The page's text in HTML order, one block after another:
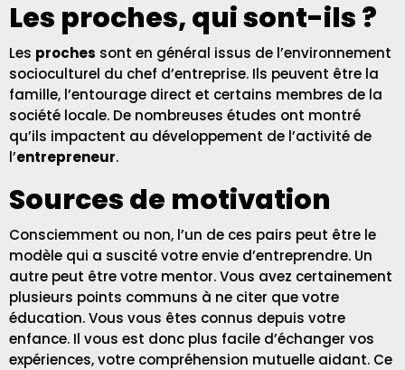
Les proches, qui sont-ils ?
Les proches sont en général issus de l’environnement
socioculturel du chef d’entreprise. Ils peuvent être la
famille, l’entourage direct et certains membres de la
société locale. De nombreuses études ont montré
qu’ils impactent au développement de l’activité de
l’entrepreneur.
Sources de motivation
Consciemment ou non, l’un de ces pairs peut être le
modèle qui a suscité votre envie d’entreprendre. Un
autre peut être votre mentor. Vous avez certainement
plusieurs points communs à ne citer que votre
éducation. Vous vous êtes connus depuis votre
enfance. Il vous est donc plus facile d’échanger vos
expériences, votre compréhension mutuelle aidant. Ce